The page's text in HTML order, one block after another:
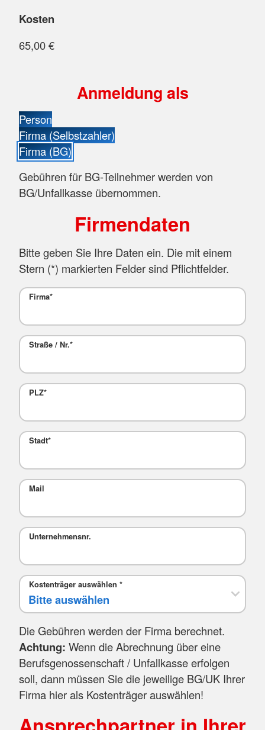
Kosten
65,00 €
Anmeldung als
Person
Firma (Selbstzahler)
Firma (BG)
Gebühren für BG-Teilnehmer werden von
BG/Unfallkasse übernommen.
Firmendaten
Bitte geben Sie Ihre Daten ein. Die mit einem
Stern (*) markierten Felder sind Pflichtfelder.
Firma*
Straße / Nr.*
PLZ*
Stadt*
Mail
Unternehmensnr.
Kostenträger auswählen *
Die Gebühren werden der Firma berechnet.
Achtung: Wenn die Abrechnung über eine
Berufsgenossenschaft / Unfallkasse erfolgen
soll, dann müssen Sie die jeweilige BG/UK Ihrer
Firma hier als Kostenträger auswählen!